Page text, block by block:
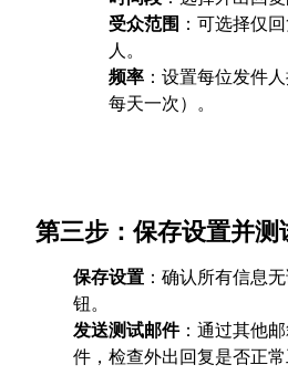
受众范围 ：可选择仅
人。
频率 ：设置每位发件
每天一次）。
第三步：保存设置并测
保存设置 ：确认所有信息
钮。
发送测试邮件：通过其他
件，检查外出回复是否正常